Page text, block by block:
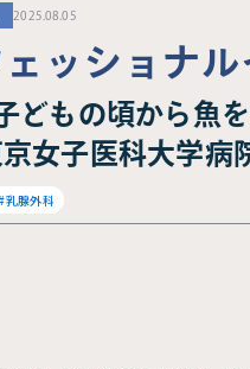
2025.08.05
ッショナ
どもの頃から魚
京女子医科大学
乳腺外科